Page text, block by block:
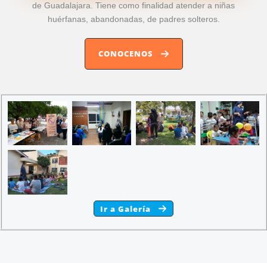
de Guadalajara. Tiene como finalidad atender a niñas
huérfanas, abandonadas, de padres solteros.
CONOCENOS
Ir a Galería